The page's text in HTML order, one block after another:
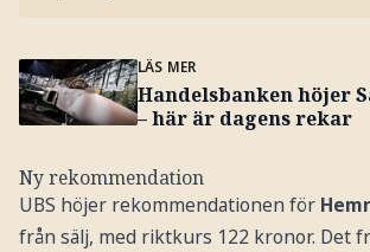
LÄS MER
Handelsbanken höjer
– här är dagens rekar
Ny rekommendation
UBS höjer rekommendationen för
från sälj, med riktkurs 122 kronor. Det